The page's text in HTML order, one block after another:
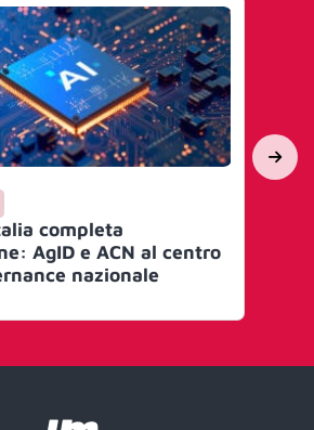
completa
AgID e ACN al centro
nazionale